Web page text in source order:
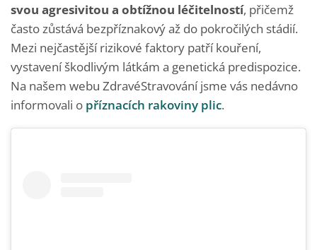
svou agresivitou a obtížnou léčitelností, přičemž
často zůstává bezpříznakový až do pokročilých stádií.
Mezi nejčastější rizikové faktory patří kouření,
vystavení škodlivým látkám a genetická predispozice.
Na našem webu ZdravéStravování jsme vás nedávno
informovali o příznacích rakoviny plic.